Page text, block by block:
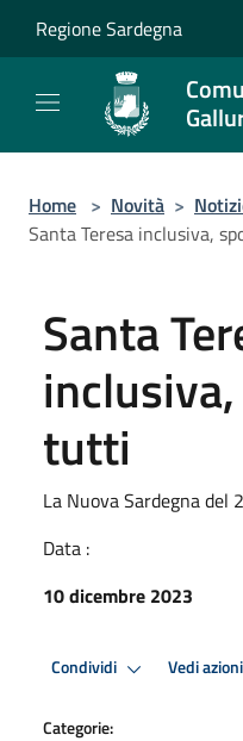
Regione Sardegna
Home > Novità >
Santa Teresa inclusiva,
Santa
tutti
La Nuova Sardegna del
Data :
10 dicembre 2023
Condividi Vedi azioni
Categorie: